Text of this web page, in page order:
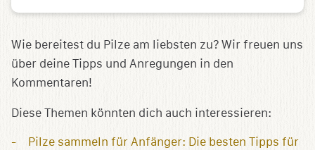
Wie bereitest du Pilze am liebsten zu? Wir freuen uns
über deine Tipps und Anregungen in den
Kommentaren!
Diese Themen könnten dich auch interessieren:
Pilze sammeln für Anfänger: Die besten Tipps für